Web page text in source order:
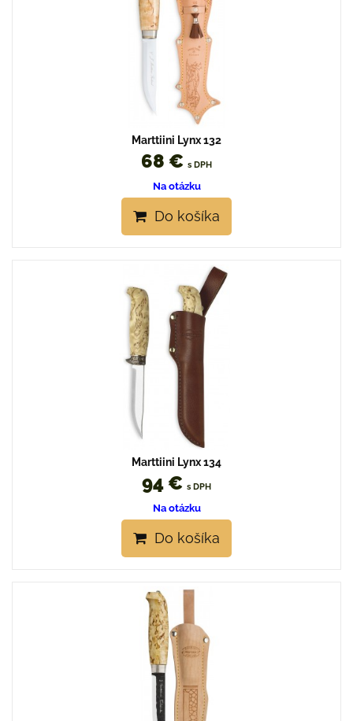
Marttiini Lynx 132
68 € s DPH
Na otázku
Do košíka
Marttiini Lynx 134
94 € s DPH
Na otázku
Do košíka